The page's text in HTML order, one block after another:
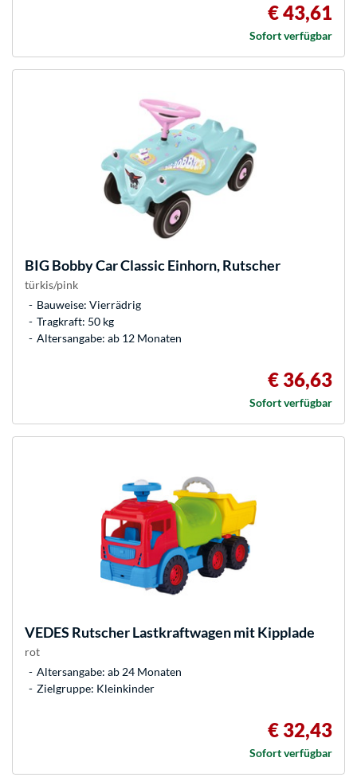
€ 43,61
Sofort verfügbar
BIG Bobby Car Classic Einhorn, Rutscher
türkis/pink
Bauweise: Vierrädrig
Tragkraft: 50 kg
Altersangabe: ab 12 Monaten
€ 36,63
Sofort verfügbar
VEDES Rutscher Lastkraftwagen mit Kipplade
rot
Altersangabe: ab 24 Monaten
Zielgruppe: Kleinkinder
€ 32,43
Sofort verfügbar